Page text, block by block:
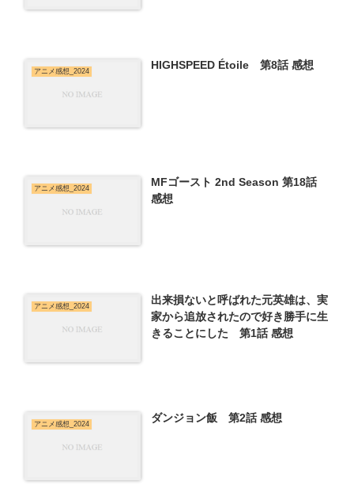
アニメ感想_2024 HIGHSPEED Étoile 第8話 感想
アニメ感想_2024
MFゴースト 2nd Season 第18話
感想
アニメ感想_2024
出来損ないと呼ばれた元英雄は、実
家から追放されたので好き勝手に生
きることにした 第1話 感想
アニメ感想_2024 ダンジョン飯 第2話 感想